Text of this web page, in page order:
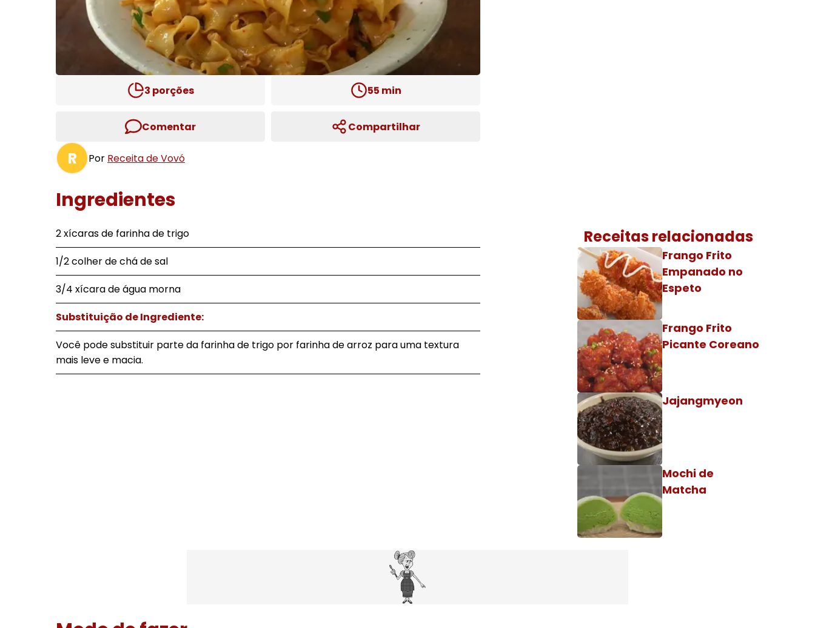
3 porções 55 min
Comentar Compartilhar
R Por Receita de Vovó
Ingredientes
2 xícaras de farinha de trigo
1/2 colher de chá de sal
3/4 xícara de água morna
Substituição de Ingrediente:
Você pode substituir parte da farinha de trigo por farinha de arroz para uma textura
mais leve e macia.
Receitas relacionadas
Frango Frito
Empanado no
Espeto
Frango Frito
Picante Coreano
Jajangmyeon
Mochi de
Matcha